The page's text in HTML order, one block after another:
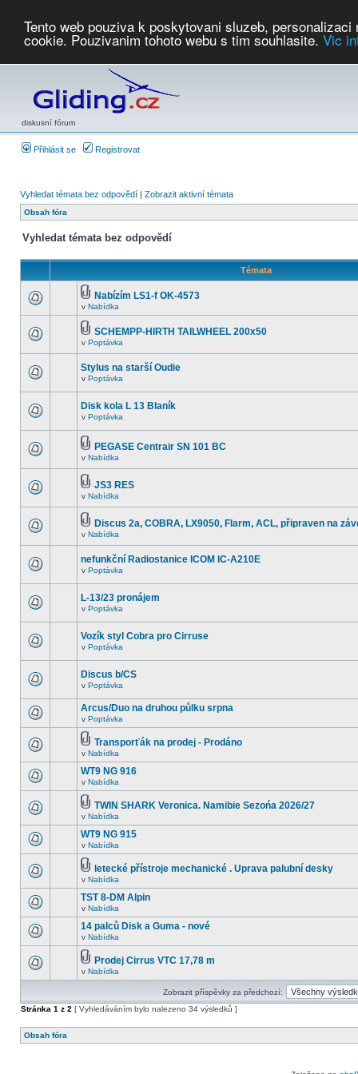
Tento web pouziva k poskytovani sluzeb,
cookie. Pouzivanim tohoto webu s tim souhlasite. Vic
diskusní fórum
Přihlásit se Registrovat
Vyhledat témata bez odpovědí | Zobrazit aktivní témata
Obsah fóra
Vyhledat témata bez odpovědí
Témata
Nabízím LS1-f OK-4573
v Nabídka
SCHEMPP-HIRTH TAILWHEEL 200x50
v Poptávka
Stylus na starší Oudie
v Poptávka
Disk kola L 13 Blaník
v Poptávka
PEGASE Centrair SN 101 BC
v Nabídka
JS3 RES
v Nabídka
Discus 2a, COBRA, LX9050, Flarm, ACL, připraven na
v Nabídka
nefunkční Radiostanice ICOM IC-A210E
v Poptávka
L-13/23 pronájem
v Poptávka
Vozík styl Cobra pro Cirruse
v Poptávka
Discus b/CS
v Poptávka
Arcus/Duo na druhou půlku srpna
v Poptávka
Transporťák na prodej - Prodáno
v Nabídka
WT9 NG 916
v Nabídka
TWIN SHARK Veronica. Namibie Sezońa 2026/27
v Nabídka
WT9 NG 915
v Nabídka
letecké přístroje mechanické . Uprava palubní desky
v Nabídka
TST 8-DM Alpin
v Nabídka
14 palců Disk a Guma - nové
v Nabídka
Prodej Cirrus VTC 17,78 m
v Nabídka
Zobrazit příspěvky za předchozí:
Stránka 1 z 2 [ Vyhledáváním bylo nalezeno 34 výsledků ]
Obsah fóra